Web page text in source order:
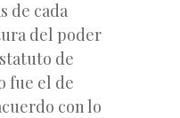
de cada
del poder
de
fue el de
con lo